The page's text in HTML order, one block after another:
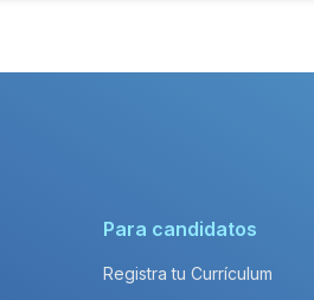
Para candidatos
Registra tu Currículum